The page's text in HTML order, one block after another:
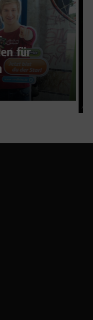
trainieren
wie die Profis!
Basica Sport